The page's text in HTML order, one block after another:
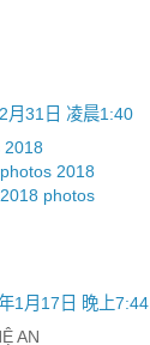
月31日 凌晨1:40
2018
2018
photos
1月17日 晚上7:44
AN